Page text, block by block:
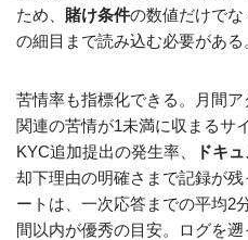
ため、 賭け条件の数値だけで
の細目まで読み込む必要がある
苦情率も指標化できる。月間
関連の苦情が1未満に収まるサ
KYC追加提出の発生率、
ドキ
却下理由の明確さまで記録が
ートは、一次応答までの平均2
間以内が優秀の目安。ログを